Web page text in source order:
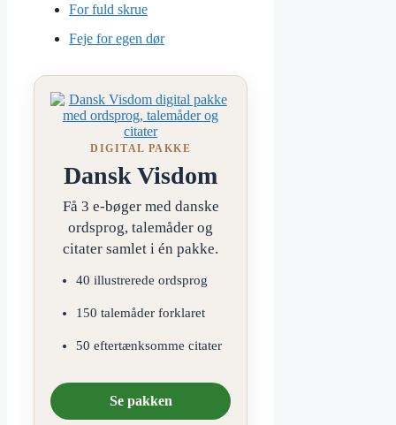
For fuld skrue
Feje for egen dør
DIGITAL PAKKE
Dansk Visdom
Få 3 e-bøger med danske
ordsprog, talemåder og
citater samlet i én pakke.
40 illustrerede ordsprog
150 talemåder forklaret
50 eftertænksomme citater
Se pakken